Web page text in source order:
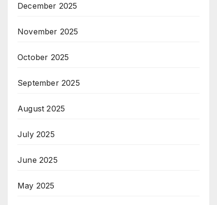
December 2025
November 2025
October 2025
September 2025
August 2025
July 2025
June 2025
May 2025